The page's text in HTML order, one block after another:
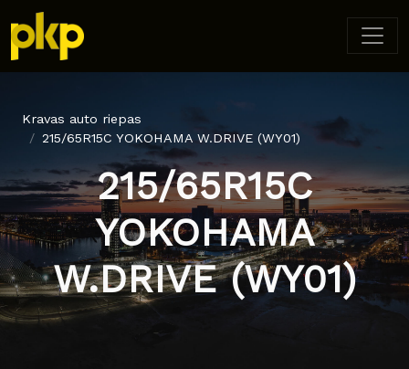
Kravas auto riepas
215/65R15C YOKOHAMA W.DRIVE (WY01)
215/65R15C
YOKOHAMA
W.DRIVE (WY01)